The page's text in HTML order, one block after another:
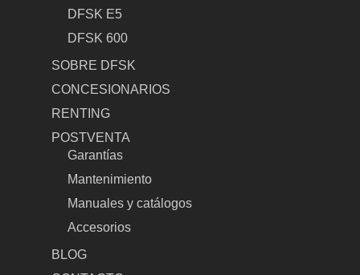
DFSK E5
DFSK 600
SOBRE DFSK
CONCESIONARIOS
RENTING
POSTVENTA
Garantías
Mantenimiento
Manuales y catálogos
Accesorios
BLOG